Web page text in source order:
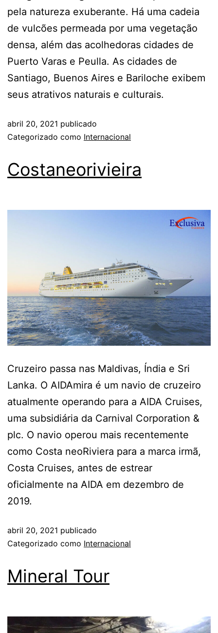
pela natureza exuberante. Há uma cadeia
de vulcões permeada por uma vegetação
densa, além das acolhedoras cidades de
Puerto Varas e Peulla. As cidades de
Santiago, Buenos Aires e Bariloche exibem
seus atrativos naturais e culturais.
abril 20, 2021 publicado
Categorizado como Internacional
Costaneorivieira
Cruzeiro passa nas Maldivas, Índia e Sri
Lanka. O AIDAmira é um navio de cruzeiro
atualmente operando para a AIDA Cruises,
uma subsidiária da Carnival Corporation &
plc. O navio operou mais recentemente
como Costa neoRiviera para a marca irmã,
Costa Cruises, antes de estrear
oficialmente na AIDA em dezembro de
2019.
abril 20, 2021 publicado
Categorizado como Internacional
Mineral Tour